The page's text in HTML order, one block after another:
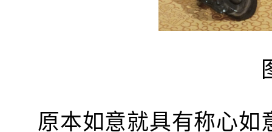
原本如意就具有称心如